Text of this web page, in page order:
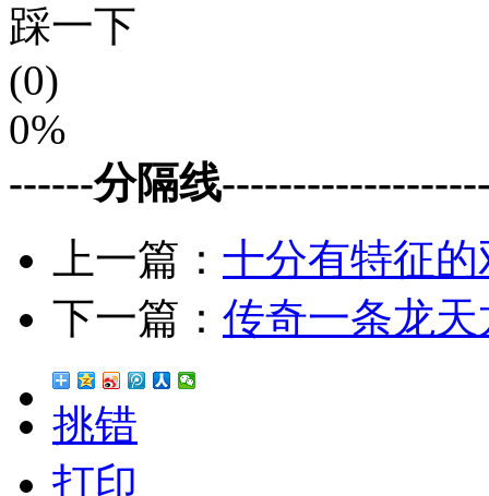
踩一下
(0)
0%
------分隔线
上一篇： 十分有特征
下一篇： 传奇一条龙天
挑错
打印